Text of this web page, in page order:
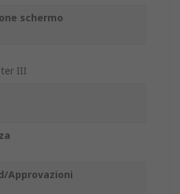
schermo
III
Approvazioni